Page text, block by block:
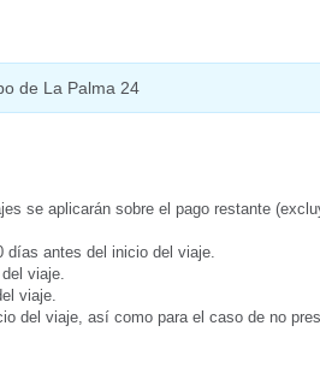
de La Palma 24
se aplicarán sobre el pago restante
días antes del inicio del viaje.
viaje.
viaje.
del viaje, así como para el caso de no